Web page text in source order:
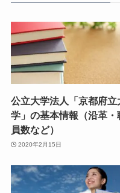
公立大学法人「京都府立
学」の基本情報（沿革・
員数など）
2020年2月15日